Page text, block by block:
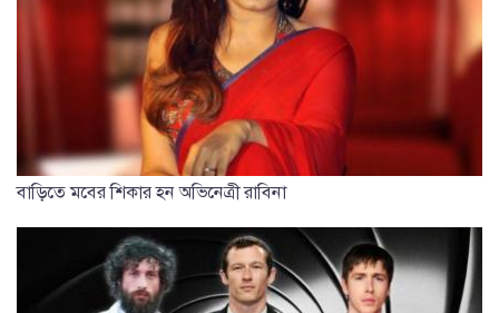
বাড়িতে মবের শিকার হন অভিনেত্রী রাবিনা